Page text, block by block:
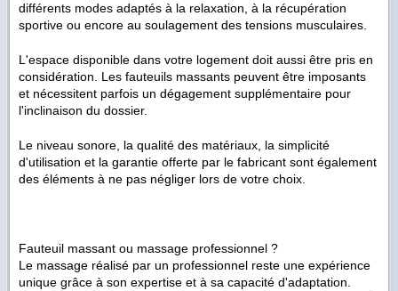
différents modes adaptés à la relaxation, à la récupération
sportive ou encore au soulagement des tensions musculaires.
L'espace disponible dans votre logement doit aussi être pris en
considération. Les fauteuils massants peuvent être imposants
et nécessitent parfois un dégagement supplémentaire pour
l'inclinaison du dossier.
Le niveau sonore, la qualité des matériaux, la simplicité
d'utilisation et la garantie offerte par le fabricant sont également
des éléments à ne pas négliger lors de votre choix.
Fauteuil massant ou massage professionnel ?
Le massage réalisé par un professionnel reste une expérience
unique grâce à son expertise et à sa capacité d'adaptation.